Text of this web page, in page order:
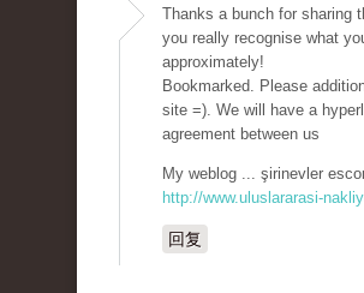
Thanks a bunch for sharing
you really recognise what
approximately!
Bookmarked. Please
site =). We will have a
agreement between us
My weblog ... şirinevler
http://www.uluslararasi-
回复